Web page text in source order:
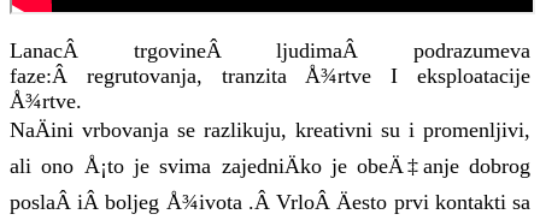
LanacÂ trgovineÂ ljudimaÂ podrazumeva
faze:Â regrutovanja, tranzita Å¾rtve I eksploatacije
Å¾rtve.
NaÄini vrbovanja se razlikuju, kreativni su i promenljivi,
ali ono Å¡to je svima zajedniÄko je obeÄ‡anje dobrog
poslaÂ iÂ boljeg Å¾ivota .Â VrloÂ Äesto prvi kontakti sa